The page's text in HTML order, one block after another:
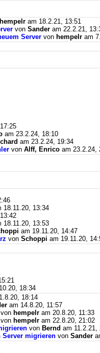
hempelr am 18.2.21, 13:51
von Sander am 22.2.21,
Server von hempelr am
am 23.2.24, 18:10
am 23.2.24, 19:34
von Alff, Enrico am 23.2.24,
18.11.20, 13:34
18.11.20, 13:53
am 19.11.20, 14:47
von Schoppi am 19.11.20,
18:34
18:14
am 14.8.20, 11:57
von hempelr am 20.8.20, 11:33
von hempelr am 22.8.20, 21:02
von Bernd am 11.2.21,
Server migrieren von Sander